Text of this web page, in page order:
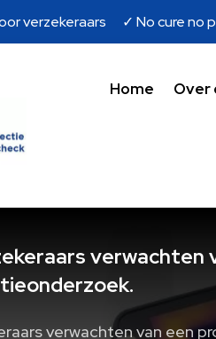
verzekeraars ✓ No cure no
Home Over
verwachten
verwachten van een